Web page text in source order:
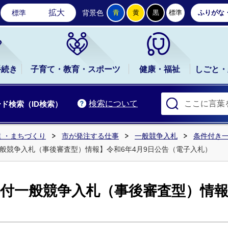
石岡市公式ホームページ
標準 拡大 背景色 青 黄 黒 標準 ふりがな
き 子育て・教育・スポーツ 健康・福祉 しごと
検索について
検索（ID検索）
・まちづくり 市が発注する仕事 一般競争入札
条件付き
競争入札（事後審査型）情報】令和6年4月9日公告（電子入札）
付一般競争入札（事後審査型）情